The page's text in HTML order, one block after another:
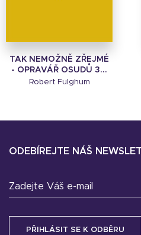
TAK NEMOŽNĚ ZŘEJMÉ
- OPRAVÁŘ OSUDŮ 3...
Robert Fulghum
ODEBÍREJTE NÁŠ
Zadejte Váš e-mail